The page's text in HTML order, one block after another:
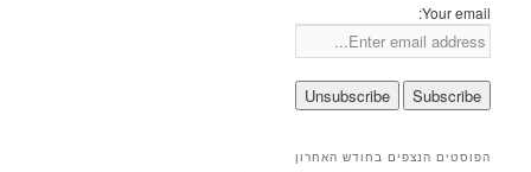
Your email:
הפוסטים הנצפים בחודש האחרון